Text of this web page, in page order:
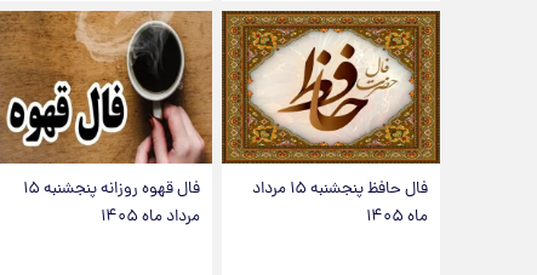
فال حافظ پنجشنبه ۱۵ مرداد
ماه ۱۴۰۵
فال قهوه روزانه پنجشنبه ۱۵
مرداد ماه ۱۴۰۵